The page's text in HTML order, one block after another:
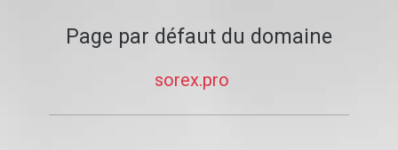
Page par défaut du domaine
sorex.pro